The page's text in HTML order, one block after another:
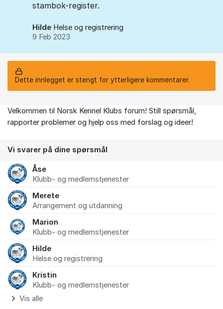
stambok-register.
Hilde Helse og registrering
9 Feb 2023
Dette innlegget er stengt for ytterligere kommentarer.
Om forumet
Velkommen til Norsk Kennel Klubs forum! Still spørsmål,
rapporter problemer og hjelp oss med forslag og ideer!
Vi svarer på dine spørsmål
Åse
Klubb- og medlemstjenester
Merete
Arrangement og utdanning
Marion
Klubb- og medlemstjenester
Hilde
Helse og registrering
Kristin
Klubb- og medlemstjenester
Vis alle